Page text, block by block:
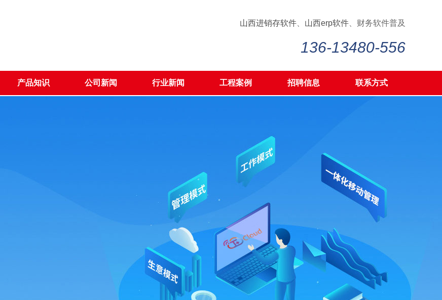
山西进销存软件 山西erp软件 、财务软件普及
136-13480-556
产品知识 公司新闻 行业新闻 工程案例 招聘信息 联系方式